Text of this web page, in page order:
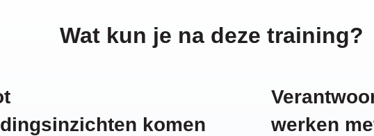
Wat kun je na deze training?
komen
werken